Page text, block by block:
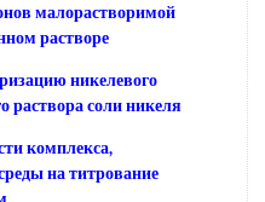
малорастворимой
растворе
никелевого
раствора соли никеля
комплекса,
на титрование